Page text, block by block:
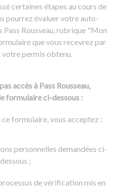
de la conduite
certaines étapes au cours de
pourrez évaluer votre auto-
Rousseau, rubrique "Mon
que vous recevrez par
votre permis obtenu.
accès à Pass Rousseau,
formulaire ci-dessous :
formulaire, vous acceptez :
personnelles demandées ci-
dessous ;
de vérification mis en